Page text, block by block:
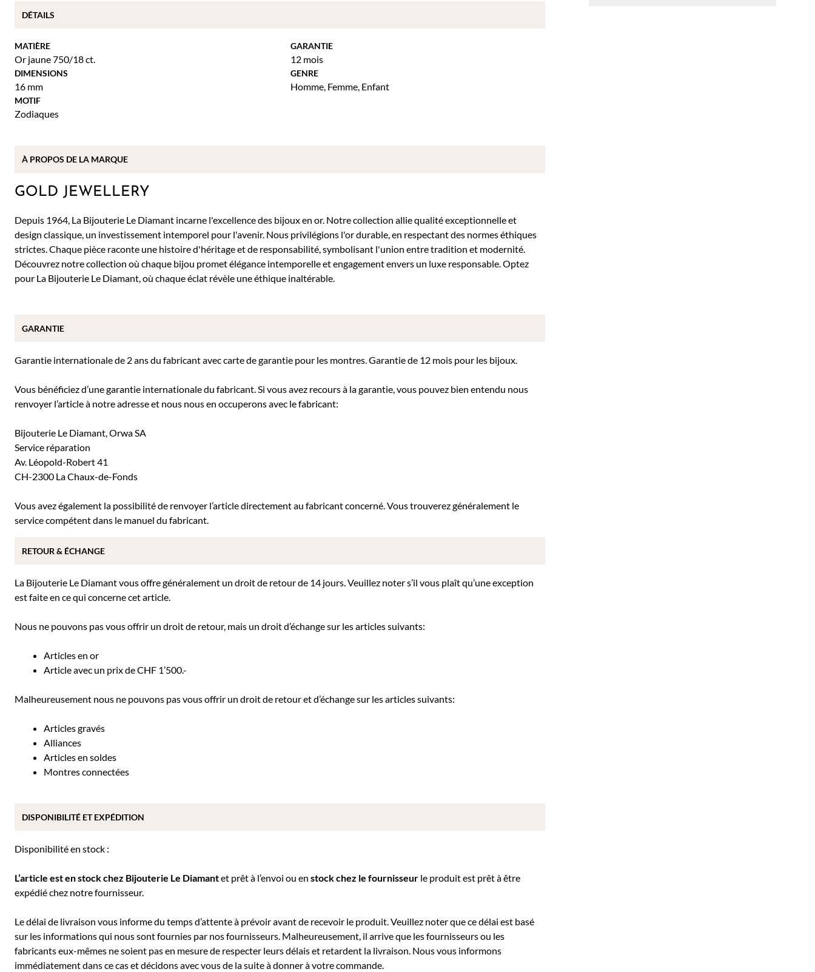
MATIÈRE
Or jaune 750/18 ct.
GARANTIE
12 mois
DIMENSIONS
16 mm
GENRE
Homme, Femme, Enfant
MOTIF
Zodiaques
GOLD JEWELLERY
Depuis 1964, La Bijouterie Le Diamant incarne l'excellence des bijoux en or. Notre collection allie qualité exceptionnelle et
design classique, un investissement intemporel pour l'avenir. Nous privilégions l'or durable, en respectant des normes éthiques
strictes. Chaque pièce raconte une histoire d'héritage et de responsabilité, symbolisant l'union entre tradition et modernité.
Découvrez notre collection où chaque bijou promet élégance intemporelle et engagement envers un luxe responsable. Optez
pour La Bijouterie Le Diamant, où chaque éclat révèle une éthique inaltérable.
Garantie internationale de 2 ans du fabricant avec carte de garantie pour les montres. Garantie de 12 mois pour les bijoux.
Vous bénéficiez d’une garantie internationale du fabricant. Si vous avez recours à la garantie, vous pouvez bien entendu nous
renvoyer l’article à notre adresse et nous nous en occuperons avec le fabricant:
Bijouterie Le Diamant, Orwa SA
Service réparation
Av. Léopold-Robert 41
CH-2300 La Chaux-de-Fonds
Vous avez également la possibilité de renvoyer l’article directement au fabricant concerné. Vous trouverez généralement le
service compétent dans le manuel du fabricant.
La Bijouterie Le Diamant vous offre généralement un droit de retour de 14 jours. Veuillez noter s’il vous plaît qu’une exception
est faite en ce qui concerne cet article.
Nous ne pouvons pas vous offrir un droit de retour, mais un droit d’échange sur les articles suivants:
Articles en or
Article avec un prix de CHF 1’500.-
Malheureusement nous ne pouvons pas vous offrir un droit de retour et d’échange sur les articles suivants:
Articles gravés
Alliances
Articles en soldes
Montres connectées
Disponibilité en stock :
L’article est en stock chez Bijouterie Le Diamantet prêt à l’envoi ou en stock chez le fournisseur le produit est prêt à être
expédié chez notre fournisseur.
Le délai de livraison vous informe du temps d’attente à prévoir avant de recevoir le produit. Veuillez noter que ce délai est basé
sur les informations qui nous sont fournies par nos fournisseurs. Malheureusement, il arrive que les fournisseurs ou les
fabricants eux-mêmes ne soient pas en mesure de respecter leurs délais et retardent la livraison. Nous vous informons
immédiatement dans ce cas et décidons avec vous de la suite à donner à votre commande.
DÉTAILS
À PROPOS DE LA MARQUE
GARANTIE
RETOUR & ÉCHANGE
DISPONIBILITÉ ET EXPÉDITION